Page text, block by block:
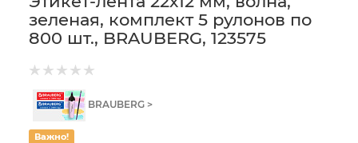
зеленая, комплект 5 рулонов по
800 шт., BRAUBERG, 123575
BRAUBERG >
Важно!